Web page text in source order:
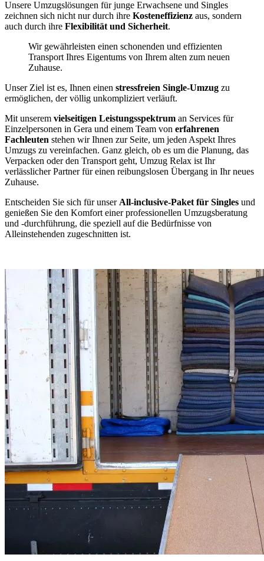
Unsere Umzugslösungen für junge Erwachsene und Singles
zeichnen sich nicht nur durch ihre Kosteneffizienz aus, sondern
auch durch ihre Flexibilität und Sicherheit.
Wir gewährleisten einen schonenden und effizienten
Transport Ihres Eigentums von Ihrem alten zum neuen
Zuhause.
Unser Ziel ist es, Ihnen einen stressfreien Single-Umzug zu
ermöglichen, der völlig unkompliziert verläuft.
Mit unserem vielseitigen Leistungsspektrum an Services für
Einzelpersonen in Gera und einem Team von erfahrenen
Fachleuten stehen wir Ihnen zur Seite, um jeden Aspekt Ihres
Umzugs zu vereinfachen. Ganz gleich, ob es um die Planung, das
Verpacken oder den Transport geht, Umzug Relax ist Ihr
verlässlicher Partner für einen reibungslosen Übergang in Ihr neues
Zuhause.
Entscheiden Sie sich für unser All-inclusive-Paket für Singles und
genießen Sie den Komfort einer professionellen Umzugsberatung
und -durchführung, die speziell auf die Bedürfnisse von
Alleinstehenden zugeschnitten ist.